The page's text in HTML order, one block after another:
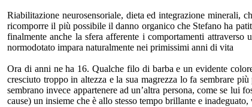
Riabilitazione neurosensoriale, dieta ed integrazione minerali,
ricomporre il più possibile il danno organico che Stefano ha
finalmente anche la sfera afferente i comportamenti attraverso
normodotato impara naturalmente nei primissimi anni di vita
Ora di anni ne ha 16. Qualche filo di barba e un evidente
cresciuto troppo in altezza e la sua magrezza lo fa sembrare
sembrano invece appartenere ad un’altra persona, come se
cause) un insieme che è allo stesso tempo brillante e